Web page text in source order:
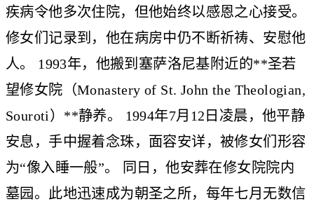
疾病令他多次住院，但他始终以感恩之心接受。
修女们记录到，他在病房中仍不断祈祷、安慰他
人。 1993年，他搬到塞萨洛尼基附近的**圣若
望修女院（Monastery of St. John the Theologian,
Souroti）**静养。 1994年7月12日凌晨，他平静
安息，手中握着念珠，面容安详，被修女们形容
为“像入睡一般”。 同日，他安葬在修女院院内
墓园。此地迅速成为朝圣之所，每年七月无数信